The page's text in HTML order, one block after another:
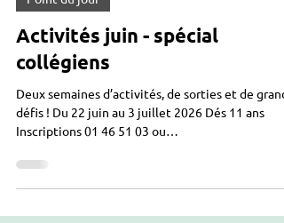
19 mai
Point du jour
Activités juin - spécial
collégiens
Deux semaines d’activités, de sorties et de
Inscriptions 01 46 51 03 ou
capointdujour@actisce.org